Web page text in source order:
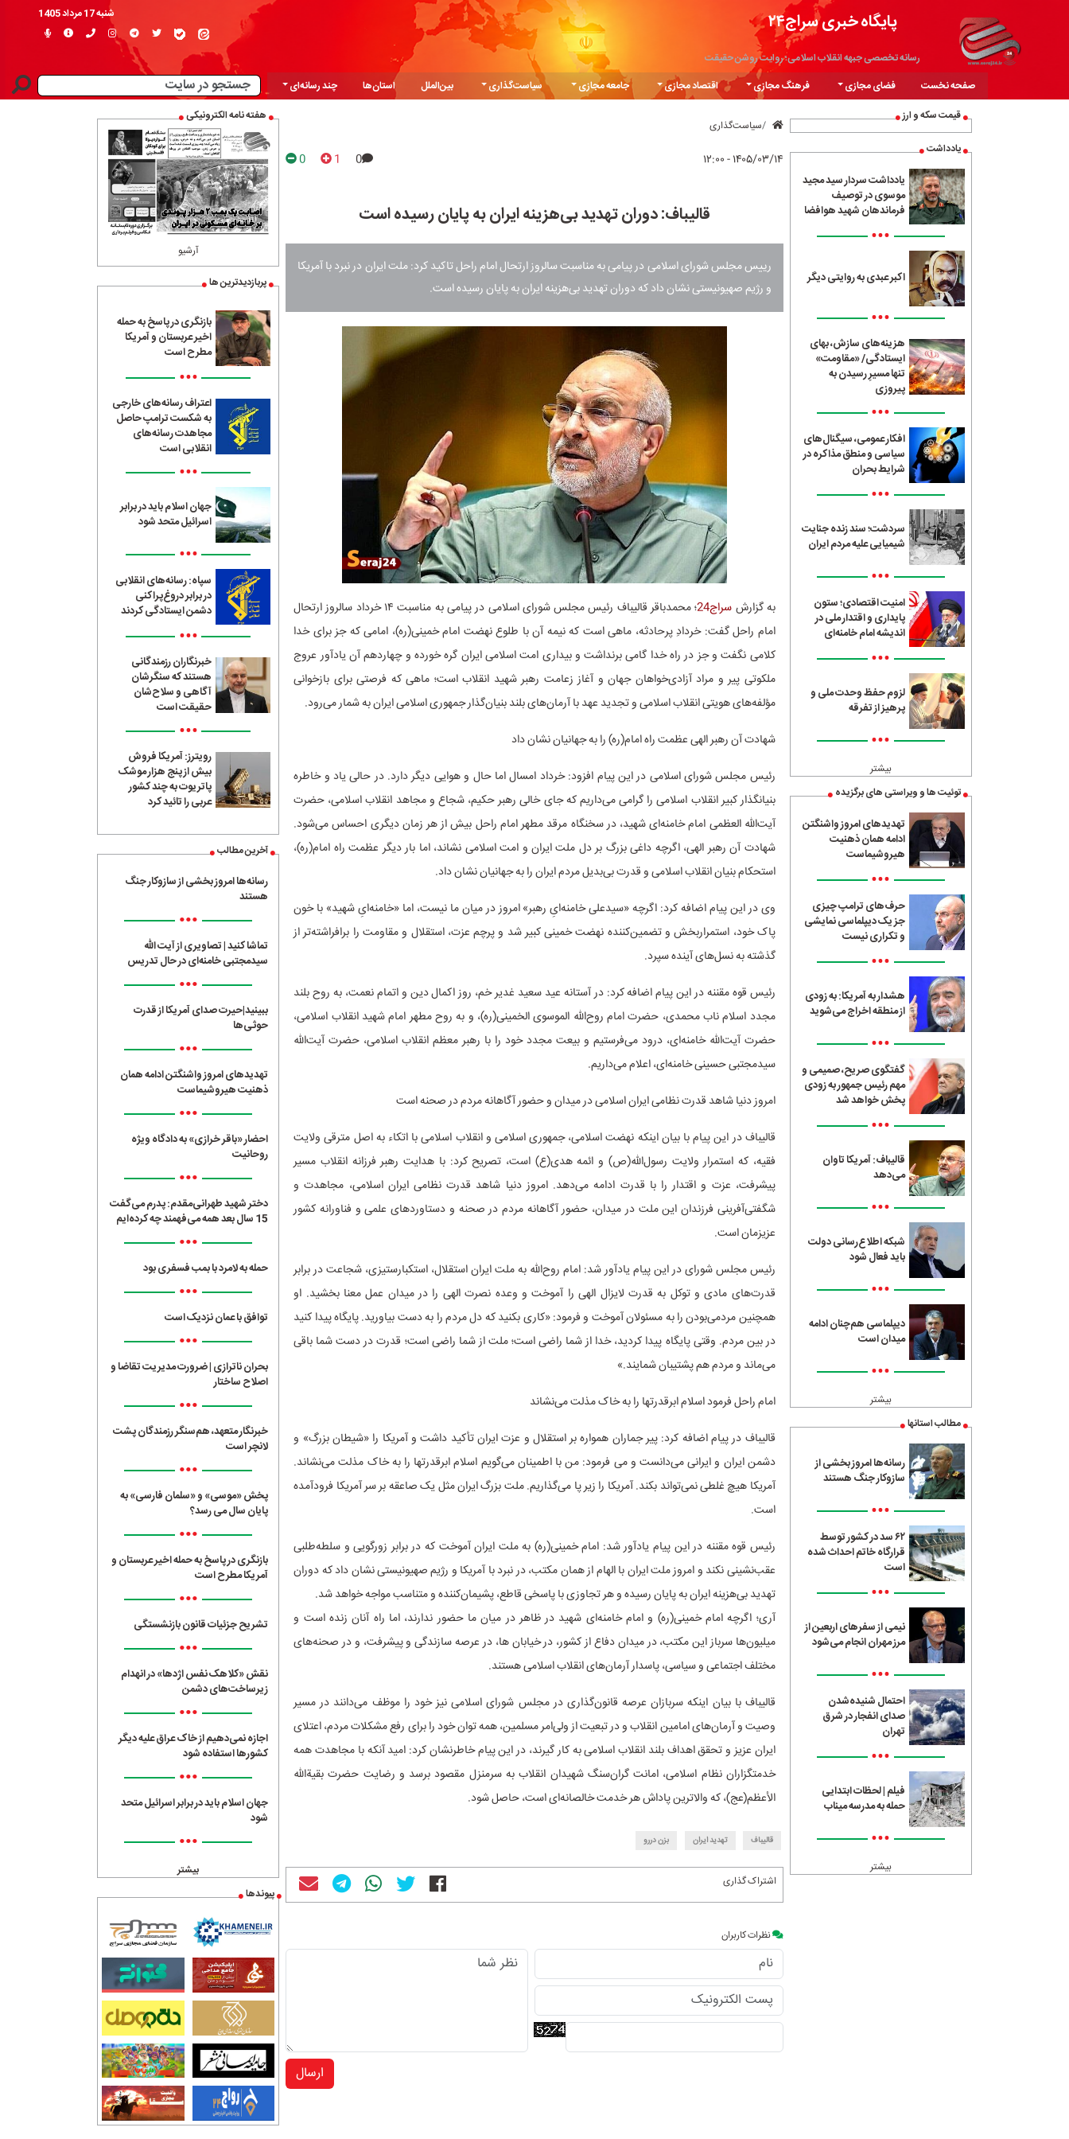
پایگاه خبری سراج۲۴
رسانه تخصصی جبهه انقلاب اسلامی؛ روایت روشن حقیقت
شنبه 17 مرداد 1405
صفحه نخست فضای مجازی فرهنگ مجازی اقتصاد مجازی جامعه مجازی سیاست‌گذاری بین‌الملل استان‌ها
چند رسانه‌ای
قیمت سکه و ارز
یادداشت
یادداشت سردار سید مجید
موسوی در توصیف
فرماندهان شهید هوافضا
•••
اکبر عبدی به روایتی دیگر
•••
هزینه‌های سازش، بهای
ایستادگی/ «مقاومت»
تنها مسیرِ رسیدن به
پیروزی
•••
افکار عمومی، سیگنال‌های
سیاسی و منطق مذاکره در
شرایط بحران
•••
سردشت؛ سند زنده جنایت
شیمیایی علیه مردم ایران
•••
امنیت اقتصادی؛ ستون
پایداری و اقتدار ملی در
اندیشه امام خامنه‌ای
•••
لزوم حفظ وحدت ملی و
پرهیز از تفرقه
•••
بیشتر
توئیت ها و ویراستی های برگزیده
تهدیدهای امروز واشنگتن
ادامه همان ذهنیت
هیروشیماست
•••
حرف‌های ترامپ چیزی
جز یک دیپلماسی نمایشی
و تکراری نیست
•••
هشدار به آمریکا: به زودی
از منطقه اخراج می‌شوید
•••
گفتگوی صریح، صمیمی و
مهم رئیس جمهور به زودی
پخش خواهد شد
•••
قالیباف: آمریکا تاوان
می‌دهد
•••
شبکه اطلاع‌رسانی دولت
باید فعال شود
•••
دیپلماسی هم‌چنان ادامه
میدان است
•••
بیشتر
مطالب استانها
رسانه‌ها امروز بخشی از
سازوکار جنگ هستند
•••
۶۲ سد در کشور توسط
قرارگاه خاتم احداث شده
است
•••
نیمی از سفرهای اربعین از
مرز مهران انجام می‌شود
•••
احتمال شنیده‌شدن
صدای انفجار در شرق
تهران
•••
فیلم | لحظات ابتدایی
حمله به مدرسه میناب
•••
بیشتر
سیاست‌گذاری
۱۴۰۵/۰۳/۱۴ - ۱۲:۰۰ 0
1
0
قالیباف: دوران تهدید بی‌هزینه ایران به پایان رسیده است
رییس مجلس شورای اسلامی در پیامی به مناسبت سالروز ارتحال امام راحل تاکید کرد: ملت ایران در نبرد با آمریکا
و رژیم صهیونیستی نشان داد که دوران تهدید بی‌هزینه ایران به پایان رسیده است.
به گزارش سراج24
؛ محمدباقر قالیباف رئیس مجلس شورای اسلامی در پیامی به مناسبت ۱۴ خرداد سالروز ارتحال
امام راحل گفت: خردادِ پرحادثه، ماهی است که نیمه آن با طلوع نهضت امام خمینی(ره)، امامی که جز برای خدا
کلامی نگفت و جز در راه خدا گامی برنداشت و بیداری امت اسلامی ایران گره خورده و چهاردهم آن یادآور عروج
ملکوتی پیر و مراد آزادی‌خواهان جهان و آغاز زعامت رهبر شهید انقلاب است؛ ماهی که فرصتی برای بازخوانی
مؤلفه‌های هویتی انقلاب اسلامی و تجدید عهد با آرمان‌های بلند بنیان‌گذار جمهوری اسلامی ایران به شمار می‌رود.
شهادت آن رهبر الهی عظمت راه امام(ره) را به جهانیان نشان داد
رئیس مجلس شورای اسلامی در این پیام افزود: خرداد امسال اما حال و هوایی دیگر دارد. در حالی یاد و خاطره
بنیانگذار کبیر انقلاب اسلامی را گرامی می‌داریم که جای خالی رهبر حکیم، شجاع و مجاهد انقلاب اسلامی، حضرت
آیت‌الله العظمی امام خامنه‌ای شهید، در سخنگاه مرقد مطهر امام راحل بیش از هر زمان دیگری احساس می‌شود.
شهادت آن رهبر الهی، اگرچه داغی بزرگ بر دل ملت ایران و امت اسلامی نشاند، اما بار دیگر عظمت راه امام(ره)،
استحکام بنیان انقلاب اسلامی و قدرت بی‌بدیل مردم ایران را به جهانیان نشان داد.
وی در این پیام اضافه کرد: اگرچه «سیدعلی خامنه‌ایِ رهبر» امروز در میان ما نیست، اما «خامنه‌ایِ شهید» با خون
پاک خود، استمراربخش و تضمین‌کننده نهضت خمینی کبیر شد و پرچم عزت، استقلال و مقاومت را برافراشته‌تر از
گذشته به نسل‌های آینده سپرد.
رئیس قوه مقننه در این پیام اضافه کرد: در آستانه عید سعید غدیر خم، روز اکمال دین و اتمام نعمت، به روح بلند
مجدد اسلام ناب محمدی، حضرت امام روح‌الله الموسوی الخمینی(ره)، و به روح مطهر امام شهید انقلاب اسلامی،
حضرت آیت‌الله خامنه‌ای، درود می‌فرستیم و بیعت مجدد خود را با رهبر معظم انقلاب اسلامی، حضرت آیت‌الله
سیدمجتبی حسینی خامنه‌ای، اعلام می‌داریم.
امروز دنیا شاهد قدرت نظامی ایران اسلامی در میدان و حضور آگاهانه مردم در صحنه است
قالیباف در این پیام با بیان اینکه نهضت اسلامی، جمهوری اسلامی و انقلاب اسلامی با اتکاء به اصل مترقی ولایت
فقیه، که استمرار ولایت رسول‌الله(ص) و ائمه هدی(ع) است، تصریح کرد: با هدایت رهبر فرزانه انقلاب مسیر
پیشرفت، عزت و اقتدار را با قدرت ادامه می‌دهد. امروز دنیا شاهد قدرت نظامی ایران اسلامی، مجاهدت و
شگفتی‌آفرینی فرزندان این ملت در میدان، حضور آگاهانه مردم در صحنه و دستاوردهای علمی و فناورانه کشور
عزیزمان است.
رئیس مجلس شورای در این پیام یادآور شد: امام روح‌الله به ملت ایران استقلال، استکبارستیزی، شجاعت در برابر
قدرت‌های مادی و توکل به قدرت لایزال الهی را آموخت و وعده نصرت الهی را در میدان عمل معنا بخشید. او
همچنین مردمی‌بودن را به مسئولان آموخت و فرمود: «کاری بکنید که دل مردم را به دست بیاورید. پایگاه پیدا کنید
در بین مردم. وقتی پایگاه پیدا کردید، خدا از شما راضی است؛ ملت از شما راضی است؛ قدرت در دست شما باقی
می‌ماند و مردم هم پشتیبان شمایند.»
امام راحل فرمود اسلام‌ ابرقدرتها را به‌ خاک‌ مذلت‌ می‌نشاند
قالیباف در پیام اضافه کرد: پیر جماران همواره بر استقلال و عزت ایران تأکید داشت و آمریکا را «شیطان بزرگ» و
دشمن ایران و ایرانی می‌دانست و می فرمود: من‌ با اطمینان‌ می‌گویم‌ اسلام‌ ابرقدرتها را به‌ خاک‌ مذلت‌ می‌نشاند.
آمریکا هیچ‌ غلطی‌ نمی‌تواند بکند. آمریکا را زیر پا می‌گذاریم‌. ملت‌ بزرگ‌ ایران‌ مثل‌ یک‌ صاعقه‌ بر سر آمریکا فرودآمده‌
است‌.
رئیس قوه مقننه در این پیام یادآور شد: امام خمینی(ره) به ملت ایران آموخت که در برابر زورگویی و سلطه‌طلبی
عقب‌نشینی نکند و امروز ملت ایران با الهام از همان مکتب، در نبرد با آمریکا و رژیم صهیونیستی نشان داد که دوران
تهدید بی‌هزینه ایران به پایان رسیده و هر تجاوزی با پاسخی قاطع، پشیمان‌کننده و متناسب مواجه خواهد شد.
آری؛ اگرچه امام خمینی(ره) و امام خامنه‌ای شهید در ظاهر در میان ما حضور ندارند، اما راه آنان زنده است و
میلیون‌ها سرباز این مکتب، در میدان دفاع از کشور، در خیابان ها، در عرصه سازندگی و پیشرفت، و در صحنه‌های
مختلف اجتماعی و سیاسی، پاسدار آرمان‌های انقلاب اسلامی هستند.
قالیباف با بیان اینکه سربازان عرصه قانون‌گذاری در مجلس شورای اسلامی نیز خود را موظف می‌دانند در مسیر
وصیت و آرمان‌های امامین انقلاب و در تبعیت از ولی‌امر مسلمین، همه توان خود را برای رفع مشکلات مردم، اعتلای
ایران عزیز و تحقق اهداف بلند انقلاب اسلامی به کار گیرند، در این پیام خاطرنشان کرد: امید آنکه با مجاهدت همه
خدمتگزاران نظام اسلامی، امانت گران‌سنگ شهیدان انقلاب به سرمنزل مقصود برسد و رضایت حضرت بقیةالله
الأعظم(عج)، که والاترین پاداش هر خدمت خالصانه‌ای است، حاصل شود.
قالیباف تهدید ایران بزن دررو
اشتراک گذاری
نظرات کاربران
ارسال
هفته نامه الکترونیکی
آرشیو
پربازدیدترین ها
بازنگری در پاسخ به حمله
اخیر عربستان و آمریکا
مطرح است
•••
اعتراف رسانه‌های خارجی
به شکست ترامپ حاصل
مجاهدت رسانه‌های
انقلابی است
•••
جهان اسلام باید در برابر
اسرائیل متحد شود
•••
سپاه: رسانه‌های انقلابی
در برابر دروغ‌پراکنی
دشمن ایستادگی کردند
•••
خبرنگاران رزمندگانی
هستند که سنگرشان
آگاهی و سلاح‌شان
حقیقت است
•••
رویترز: آمریکا فروش
بیش از پنج هزار موشک
پاتریوت به چند کشور
عربی را تائید کرد
آخرین مطالب
رسانه‌ها امروز بخشی از سازوکار جنگ
هستند
•••
تماشا کنید | تصاویری از آیت الله
سیدمجتبی خامنه‌ای در حال تدریس
•••
ببینید|حیرت صدای آمریکا از قدرت
حوثی‌ها
•••
تهدیدهای امروز واشنگتن ادامه همان
ذهنیت هیروشیماست
•••
احضار «باقر خرازی» به دادگاه ویژه
روحانیت
•••
دختر شهید طهرانی‌مقدم: پدرم می‌گفت
15 سال بعد همه می‌فهمند چه کرده‌ایم
•••
حمله به لامرد با بمب فسفری بود
•••
توافق با عمان نزدیک است
•••
بحران ناترازی | ضرورت مدیریت تقاضا و
اصلاح ساختار
•••
خبرنگار متعهد، هم‌سنگر رزمندگان پشت
لانچر است
•••
پخش «موسی» و «سلمان فارسی» به
پایان سال می رسد؟
•••
بازنگری در پاسخ به حمله اخیر عربستان و
آمریکا مطرح است
•••
تشریح جزئیات قانون بازنشستگی
•••
نقش «کلاهک نفس اژدها» در انهدام
زیرساخت‌های دشمن
•••
اجازه نمی‌دهیم از خاک عراق علیه دیگر
کشورها استفاده شود
•••
جهان اسلام باید در برابر اسرائیل متحد
شود
•••
بیشتر
پیوندها